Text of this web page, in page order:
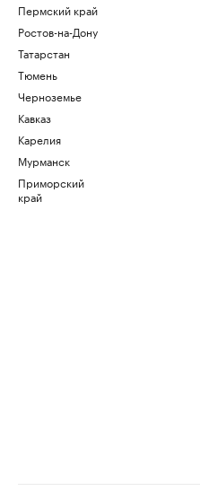
Пермский край
Ростов-на-Дону
Татарстан
Тюмень
Черноземье
Кавказ
Карелия
Мурманск
Приморский
край